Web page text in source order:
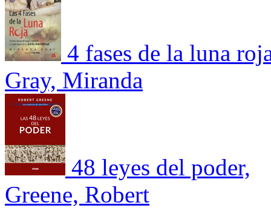
4 fases de la luna
Gray, Miranda
48 leyes del poder,
Greene, Robert